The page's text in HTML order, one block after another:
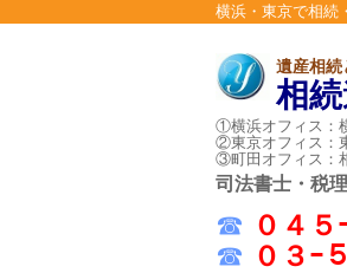
横浜・東京で相続
遺産相続
相
①横浜オフィス：
②東京オフィス：
③町田オフィス：
司法書士・税
☎ ０４５
☎ ０３ｰ